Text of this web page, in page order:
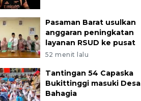
Pasaman Barat usulkan
anggaran peningkatan
layanan RSUD ke pusat
52 menit lalu
Tantingan 54 Capaska
Bukittinggi masuki Desa
Bahagia